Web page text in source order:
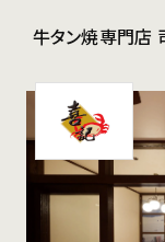
牛タン焼専門店